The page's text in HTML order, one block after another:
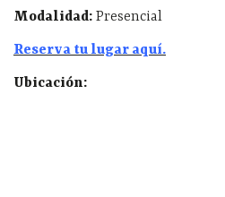
Modalidad: Presencial
Reserva tu lugar aquí.
Ubicación: